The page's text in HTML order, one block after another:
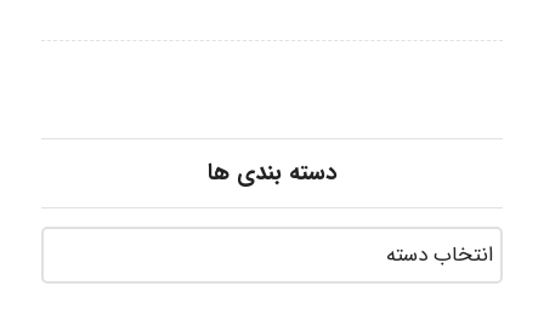
دسته بندی ها